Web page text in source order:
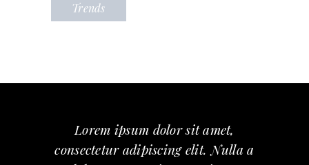
Trends
Lorem ipsum dolor sit amet,
consectetur adipiscing elit. Nulla a